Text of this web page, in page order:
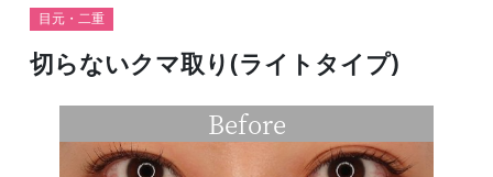
目元・二重
切らないクマ取り(ライトタイプ)
Before